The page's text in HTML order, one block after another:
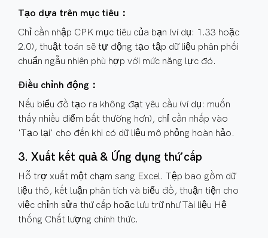
Tạo dựa trên mục tiêu：
Chỉ cần nhập CPK mục tiêu của bạn (ví dụ: 1.33 hoặc
2.0), thuật toán sẽ tự động tạo tập dữ liệu phân phối
chuẩn ngẫu nhiên phù hợp với mức năng lực đó.
Điều chỉnh động：
Nếu biểu đồ tạo ra không đạt yêu cầu (ví dụ: muốn
thấy nhiều điểm bất thường hơn), chỉ cần nhấp vào
'Tạo lại' cho đến khi có dữ liệu mô phỏng hoàn hảo.
3. Xuất kết quả & Ứng dụng thứ cấp
Hỗ trợ xuất một chạm sang Excel. Tệp bao gồm dữ
liệu thô, kết luận phân tích và biểu đồ, thuận tiện cho
việc chỉnh sửa thứ cấp hoặc lưu trữ như Tài liệu Hệ
thống Chất lượng chính thức.